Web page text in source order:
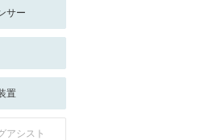
サー
置
アシスト